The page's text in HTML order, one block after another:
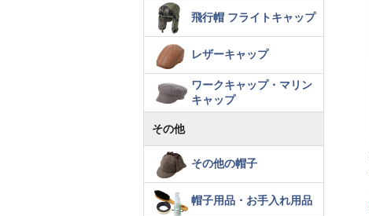
飛行帽 フライトキャップ
レザーキャップ
ワークキャップ・マリン
キャップ
その他
その他の帽子
帽子用品・お手入れ用品